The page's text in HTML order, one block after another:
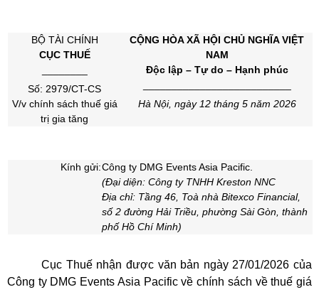
BỘ TÀI CHÍNH
CỤC THUẾ
Số: 2979/CT-CS
V/v chính sách thuế giá
trị gia tăng
CỘNG HÒA XÃ HỘI CHỦ NGHĨA VIỆT
NAM
Độc lập – Tự do – Hạnh phúc
Hà Nội, ngày 12 tháng 5 năm 2026
Kính gửi:Công ty DMG Events Asia Pacific.
(Đại diện: Công ty TNHH Kreston NNC
Địa chỉ: Tầng 46, Toà nhà Bitexco Financial,
số 2 đường Hải Triều, phường Sài Gòn, thành
phố Hồ Chí Minh)
Cục Thuế nhận được văn bản ngày 27/01/2026 của
Công ty DMG Events Asia Pacific về chính sách về thuế giá